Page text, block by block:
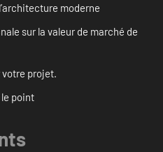
moderne
sur la valeur de marché de
projet.
point